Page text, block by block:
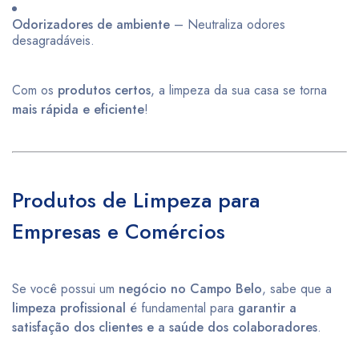
Odorizadores de ambiente – Neutraliza odores
desagradáveis.
Com os produtos certos, a limpeza da sua casa se torna
mais rápida e eficiente!
Produtos de Limpeza para
Empresas e Comércios
Se você possui um negócio no Campo Belo, sabe que a
limpeza profissional é fundamental para garantir a
satisfação dos clientes e a saúde dos colaboradores.